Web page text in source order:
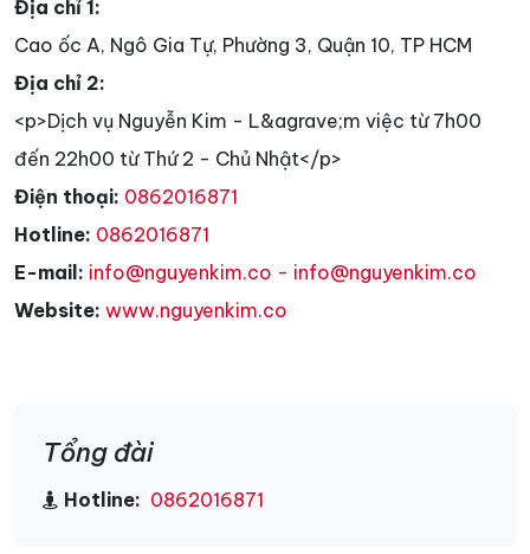
Địa chỉ 1:
Cao ốc A, Ngô Gia Tự, Phường 3, Quận 10, TP HCM
Địa chỉ 2:
<p>Dịch vụ Nguyễn Kim - L&agrave;m việc từ 7h00
đến 22h00 từ Thứ 2 - Chủ Nhật</p>
Điện thoại: 0862016871
Hotline: 0862016871
E-mail: info@nguyenkim.co - info@nguyenkim.co
Website: www.nguyenkim.co
Tổng đài
Hotline: 0862016871